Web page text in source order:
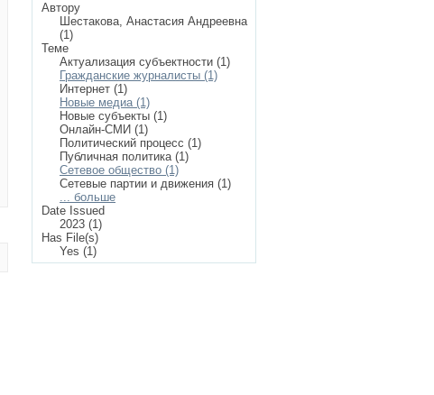
Автору
Шестакова, Анастасия Андреевна
(1)
Теме
Актуализация субъектности (1)
Гражданские журналисты (1)
Интернет (1)
Новые медиа (1)
Новые субъекты (1)
Онлайн-СМИ (1)
Политический процесс (1)
Публичная политика (1)
Сетевое общество (1)
Сетевые партии и движения (1)
... больше
Date Issued
2023 (1)
Has File(s)
Yes (1)